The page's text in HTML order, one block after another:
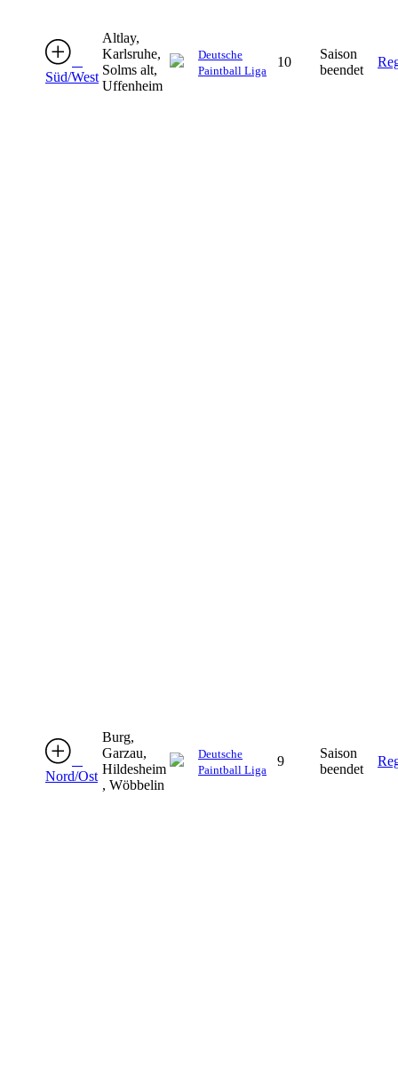
Süd/West
Altlay,
Karlsruhe,
Solms alt,
Uffenheim
Deutsche
Paintball Liga
10
Saison
beendet
Nord/Ost
Burg,
Garzau,
Hildesheim
, Wöbbelin
Deutsche
Paintball Liga
9
Saison
beendet